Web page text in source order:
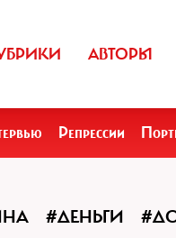
АВТОРЫ
Репрессии
#ДЕНЬГИ